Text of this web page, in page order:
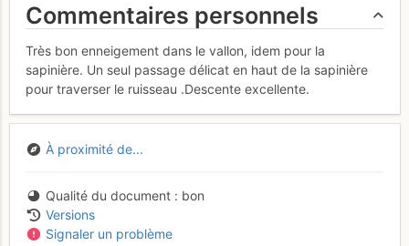
Commentaires personnels
Très bon enneigement dans le vallon, idem pour la
sapinière. Un seul passage délicat en haut de la sapinière
pour traverser le ruisseau .Descente excellente.
À proximité de...
Qualité du document
bon
Versions
Signaler un problème